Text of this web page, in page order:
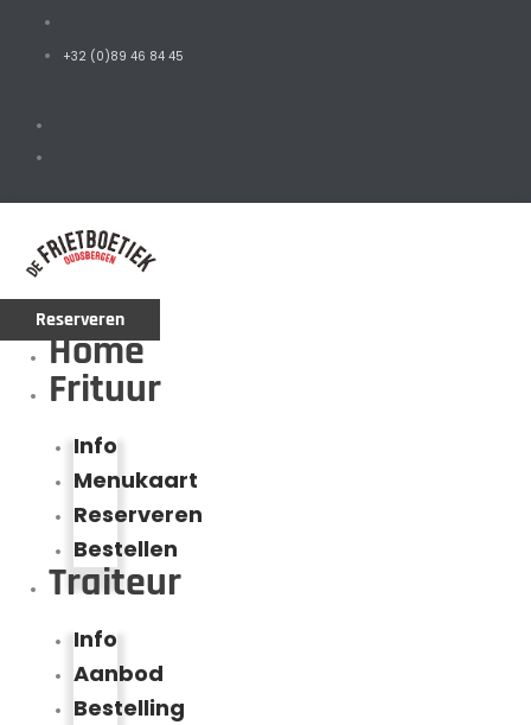
+32 (0)89 46 84 45
Reserveren
Home
Frituur
Info
Menukaart
Reserveren
Bestellen
Traiteur
Info
Aanbod
Bestelling